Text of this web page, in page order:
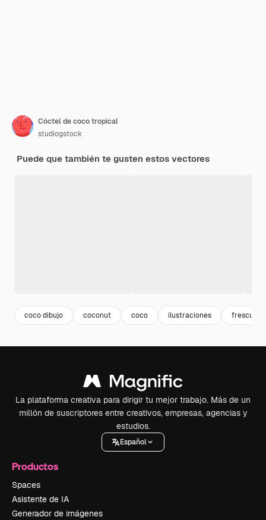
Cóctel de coco tropical
studiogstock
Puede que también te gusten estos vectores
coco dibujo coconut coco ilustraciones frescura
La plataforma creativa para dirigir tu mejor trabajo. Más de un
millón de suscriptores entre creativos, empresas, agencias y
estudios.
Español
Productos
Spaces
Asistente de IA
Generador de imágenes